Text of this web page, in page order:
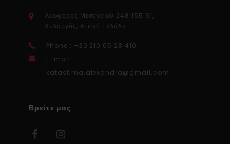
Λεωφόρος Μεσογείων 248 155 61,
Χολαργός, Αττική Ελλάδα
Phone : +30 210 65 28 410
E-mail :
katastima.alexandra@gmail.com
Βρείτε μας